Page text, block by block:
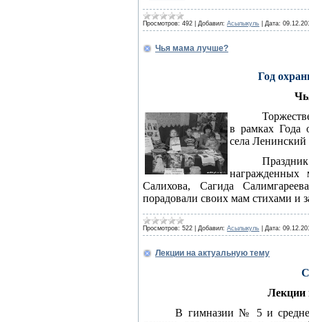
Просмотров: 492 Добавил: Асылыкуль Дата:
Чья мама лучше?
Год
в рамках Года
села
награжденных
Салихова, Сагида
порадовали своих мам стихами и
Просмотров: 522 Добавил: Асылыкуль Дата:
Лекции на актуальную тему
Лекции
В гимназии № 5 и